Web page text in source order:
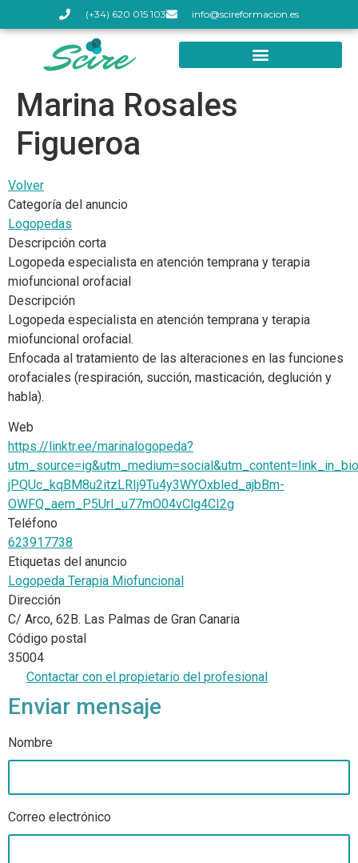
(+34) 620 015 103 info@scireformacion.es
Marina Rosales
Figueroa
Volver
Categoría del anuncio
Logopedas
Descripción corta
Logopeda especialista en atención temprana y terapia
miofuncional orofacial
Descripción
Logopeda especialista en atención temprana y terapia
miofuncional orofacial.
Enfocada al tratamiento de las alteraciones en las funciones
orofaciales (respiración, succión, masticación, deglución y
habla).
Web
https://linktr.ee/marinalogopeda?
jPQUc_kqBM8u2itzLRIj9Tu4y3WYOxbled_ajbBm-
OWFQ_aem_P5UrI_u77mO04vClg4CI2g
Teléfono
623917738
Etiquetas del anuncio
Logopeda Terapia Miofuncional
Dirección
C/ Arco, 62B. Las Palmas de Gran Canaria
Código postal
35004
Contactar con el propietario del profesional
Enviar mensaje
Nombre
Correo electrónico